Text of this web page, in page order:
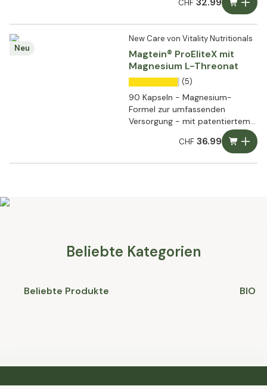
CHF
Neu
New Care von Vitality Nutritionals
Magtein® ProEliteX mit
Magnesium L-Threonat
(5)
90 Kapseln - Magnesium-
Formel zur umfassenden
Versorgung - mit patentiertem
CHF36.99
Beliebte Kategorien
Beliebte Produkte BIO